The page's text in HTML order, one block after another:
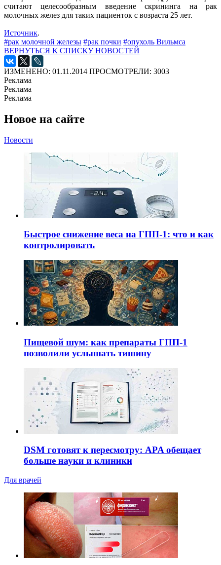
считают целесообразным введение скрининга на рак
молочных желез для таких пациенток с возраста 25 лет.
Источник.
#рак молочной железы #рак почки #опухоль Вильмса
ВЕРНУТЬСЯ К СПИСКУ НОВОСТЕЙ
ИЗМЕНЕНО: 01.11.2014 ПРОСМОТРЕЛИ: 3003
Реклама
Реклама
Реклама
Новое на сайте
Новости
Быстрое снижение веса на ГПП-1: что и как
контролировать
Пищевой шум: как препараты ГПП-1
позволили услышать тишину
DSM готовят к пересмотру: APA обещает
больше науки и клиники
Для врачей